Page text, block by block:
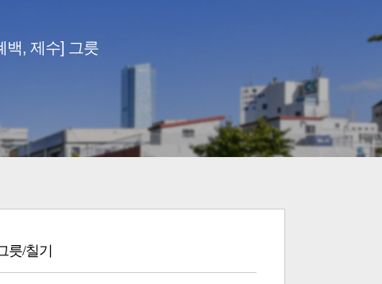
백, 제수] 그릇
릇/칠기